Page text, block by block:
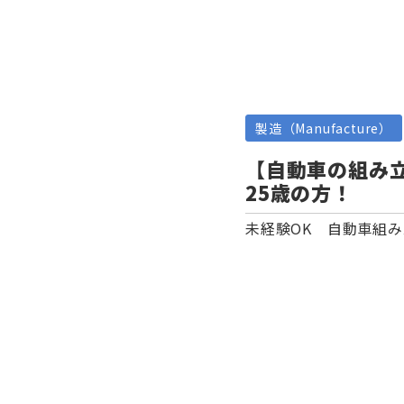
製造（Manufacture）
【自動車の組
25歳の方！
未経験OK 自動車組